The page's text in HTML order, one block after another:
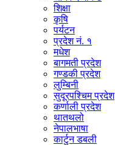
शिक्षा
कृषि
पर्यटन
प्रदेश नं. १
मधेश
बागमती प्रदेश
गण्डकी प्रदेश
लुम्बिनी
सुदूरपश्चिम प्रदेश
कर्णाली प्रदेश
थातथलो
नेपालभाषा
कार्टुन डबली